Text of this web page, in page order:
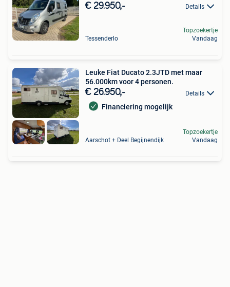
€ 29.950,- Details
Tessenderlo
Topzoekertje
Vandaag
Leuke Fiat Ducato 2.3JTD met maar
56.000km voor 4 personen.
€ 26.950,- Details
Financiering mogelijk
Aarschot + Deel Begijnendijk
Topzoekertje
Vandaag